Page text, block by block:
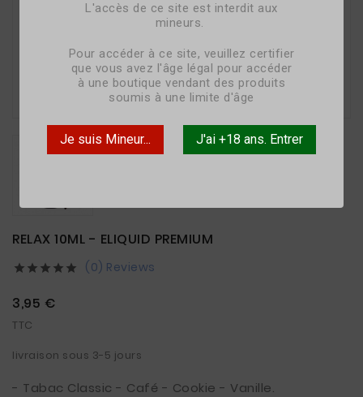
L'accès de ce site est interdit aux
mineurs.
Pour accéder à ce site, veuillez certifier
que vous avez l'âge légal pour accéder
à une boutique vendant des produits
soumis à une limite d'âge
Je suis Mineur... J'ai +18 ans. Entrer
RELAX 10ML - ELIQUID PREMIUM
     (0) Reviews
3,95 €
TTC
livraison sous 3-5 jours
- Tabac Classic - Café - Cookie - Vanille.